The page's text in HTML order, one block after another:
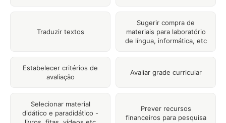
Traduzir textos
Sugerir compra de
materiais para laboratório
de língua, informática, etc
Estabelecer critérios de
avaliação
Avaliar grade curricular
Selecionar material
didático e paradidático -
Prever recursos
financeiros para pesquisa